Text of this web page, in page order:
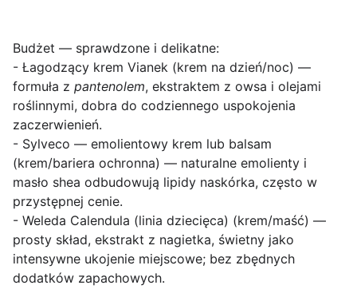
Budżet — sprawdzone i delikatne:
- Łagodzący krem Vianek (krem na dzień/noc) —
formuła z pantenolem, ekstraktem z owsa i olejami
roślinnymi, dobra do codziennego uspokojenia
zaczerwienień.
- Sylveco — emolientowy krem lub balsam
(krem/bariera ochronna) — naturalne emolienty i
masło shea odbudowują lipidy naskórka, często w
przystępnej cenie.
- Weleda Calendula (linia dziecięca) (krem/maść) —
prosty skład, ekstrakt z nagietka, świetny jako
intensywne ukojenie miejscowe; bez zbędnych
dodatków zapachowych.